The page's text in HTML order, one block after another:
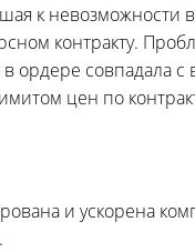
к невозможности
контракту.
ордере совпадала
цен по
и ускорена